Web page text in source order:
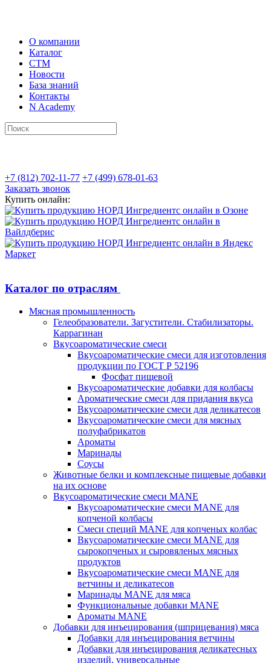
О компании
Каталог
СТМ
Новости
База знаний
Контакты
N Academy
+7 (812) 702-11-77 +7 (499) 678-01-63
Заказать звонок
Купить онлайн:
Каталог по отраслям
Мясная промышленность
Гелеобразователи. Загустители. Стабилизаторы.
Каррагинан
Вкусоароматические смеси
Вкусоароматические смеси для изготовления
продукции по ГОСТ Р 52196
Фосфат пищевой
Вкусоароматические добавки для колбасы
Ароматические смеси для придания вкуса
Вкусоароматические смеси для деликатесов
Вкусоароматические смеси для мясных
полуфабрикатов
Ароматы
Маринады
Соусы
Животные белки и комплексные пищевые добавки
на их основе
Вкусоароматические смеси MANE
Вкусоароматические смеси MANE для
копченой колбасы
Смеси специй MANE для копченых колбас
Вкусоароматические смеси MANE для
сырокопченых и сыровяленых мясных
продуктов
Вкусоароматические смеси MANE для
ветчины и деликатесов
Маринады MANE для мяса
Функциональные добавки MANE
Ароматы MANE
Добавки для инъецирования (шприцевания) мяса
Добавки для инъецирования ветчины
Добавки для инъецирования деликатесных
изделий, универсальные